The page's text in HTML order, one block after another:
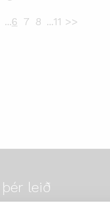
...6 7 8 ...11 >>
leið